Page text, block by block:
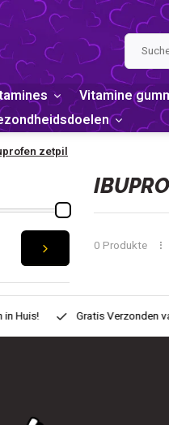
Vitamine
zetpil
0 Produkte
Zondag voor 22:00